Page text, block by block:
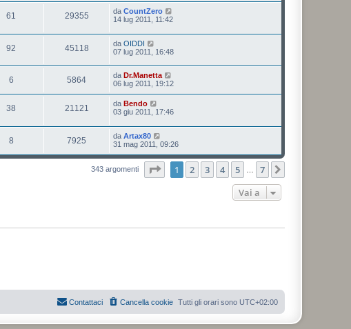
61 29355 da CountZero
14 lug 2011, 11:42
92 45118 da OIDDI
07 lug 2011, 16:48
6 5864 da Dr.Manetta
06 lug 2011, 19:12
38 21121 da Bendo
03 giu 2011, 17:46
8 7925 da Artax80
31 mag 2011, 09:26
343 argomenti Pagina1 di
1 2 3 4 5 7
Vai a
Tutti gli orari sono UTC+02:00
Cancella cookie
Contattaci